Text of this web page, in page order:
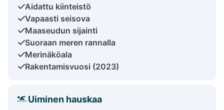
Aidattu kiinteistö
Vapaasti seisova
Maaseudun sijainti
Suoraan meren rannalla
Merinäköala
Rakentamisvuosi (2023)
Uiminen hauskaa